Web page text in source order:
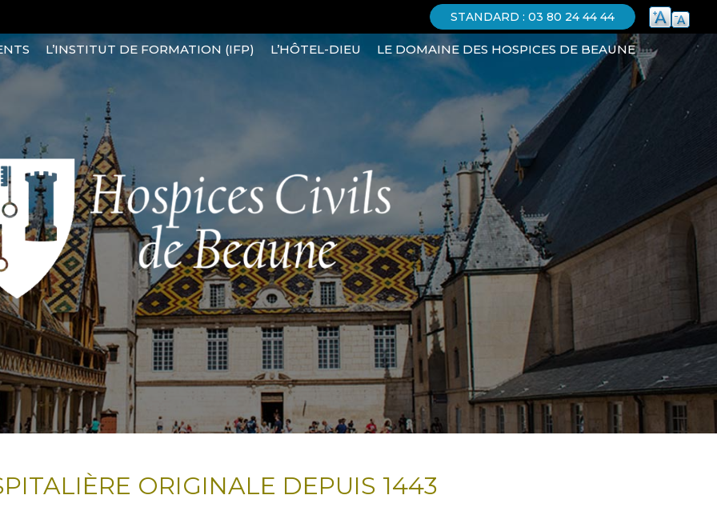
STANDARD : 03 80 24 44 44
L’INSTITUT DE FORMATION (IFP) L’HÔTEL-DIEU LE DOMAINE DES HOSPICES DE BEAUNE
ORIGINALE DEPUIS 1443